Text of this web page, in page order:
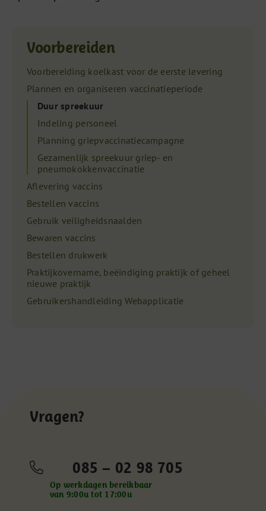
Voorbereiden
Voorbereiding koelkast voor de eerste levering
Plannen en organiseren vaccinatieperiode
Duur spreekuur
Indeling personeel
Planning griepvaccinatiecampagne
Gezamenlijk spreekuur griep- en
pneumokokkenvaccinatie
Aflevering vaccins
Bestellen vaccins
Gebruik veiligheidsnaalden
Bewaren vaccins
Bestellen drukwerk
Praktijkovername, beëindiging praktijk of geheel
nieuwe praktijk
Gebruikershandleiding Webapplicatie
Vragen?
085 – 02 98 705
Op werkdagen bereikbaar
van 9:00u tot 17:00u